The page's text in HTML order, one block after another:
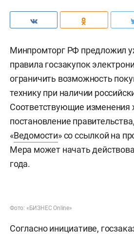
Минпромторг РФ предложил
правила госзакупок
ограничить возможность
технику при наличии
Соответствующие изменения
постановление
«Ведомости» со ссылкой на
Мера может начать
года.
Фото: «БИЗНЕС Online»
Согласно инициативе,